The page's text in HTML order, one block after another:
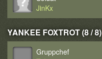
JinKx
YANKEE FOXTROT (8 / 8)
Gruppchef